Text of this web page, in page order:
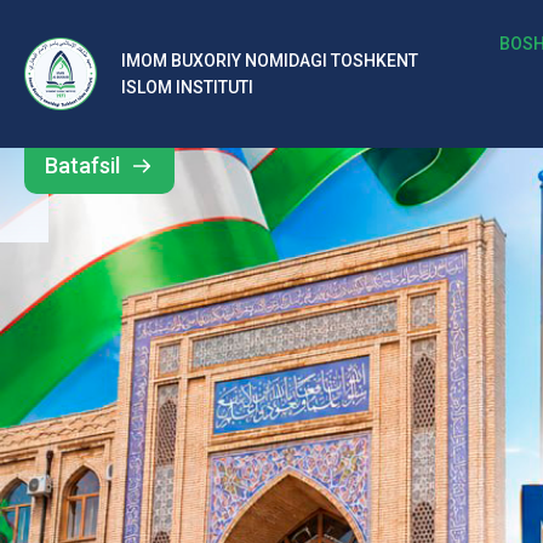
IMOM BUXORIY NOMIDAGI TOSHKENT
ISLOM INSTITUTI
b
al
ar
o‘
rt
a
si
d
Barcha
yangiliklar
Batafsil